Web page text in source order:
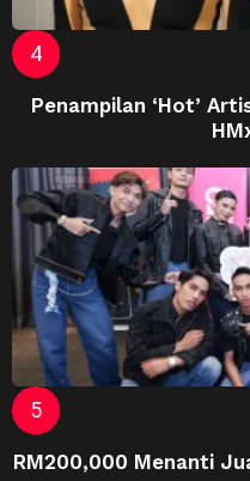
Penampilan ‘Hot’
RM200,000 Menanti